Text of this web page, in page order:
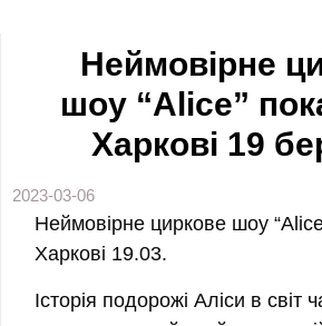
Неймовірне
шоу “Alice”
Харкові 19
2023-03-06
Неймовірне циркове шоу
Харкові 19.03.
Історія подорожі Аліси в світ